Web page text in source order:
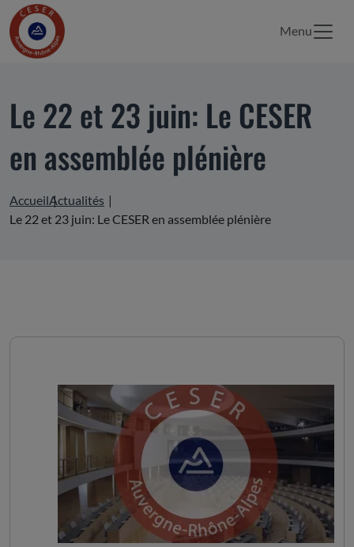
Menu
Le 22 et 23 juin: Le CESER
en assemblée plénière
AccueilActualités
Le 22 et 23 juin: Le CESER en assemblée plénière
Le 22 et 23 juin: Le CESER